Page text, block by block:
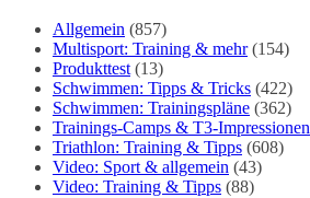
Allgemein (857)
Multisport: Training & mehr(154)
Produkttest (13)
Schwimmen: Tipps & Tricks (422)
Schwimmen: Trainingspläne (362)
Trainings-Camps & T3-Impressionen
Triathlon: Training & Tipps (608)
Video: Sport & allgemein (43)
Video: Training & Tipps (88)